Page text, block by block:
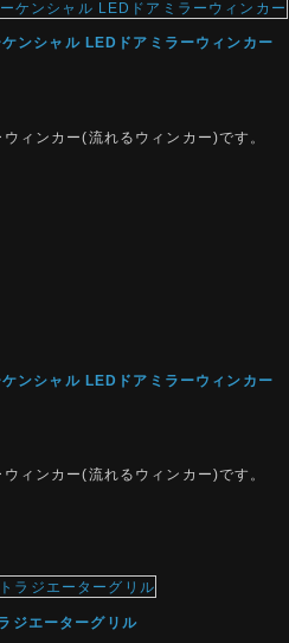
ンシャル LEDドアミラーウィンカー
ィンカー(流れるウィンカー)です。
ンシャル LEDドアミラーウィンカー
ィンカー(流れるウィンカー)です。
ジエーターグリル